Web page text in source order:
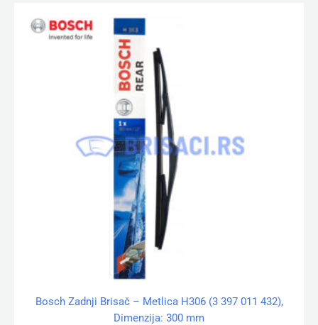
Bosch Zadnji Brisač – Metlica H306 (3 397 011 432),
Dimenzija: 300 mm